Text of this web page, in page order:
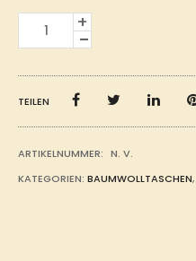
LAMINIERTE
JUTE-
TASCHE
BAUMWOLLGRIFFEN,
TEILEN
ARTIKELNUMMER: N. V.
KATEGORIEN: BAUMWOLLTASCHEN,